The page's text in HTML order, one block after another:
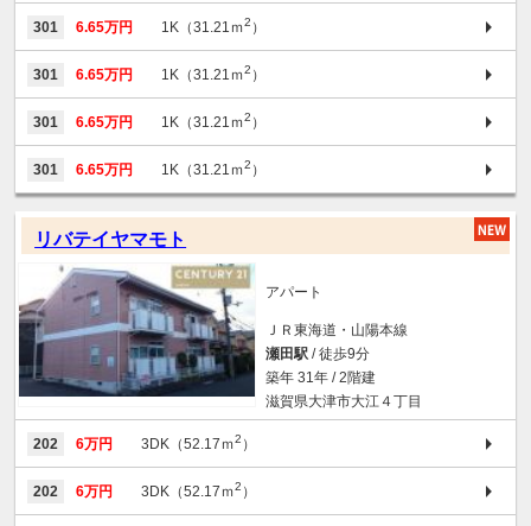
301 6.65万円 1K（31.21ｍ2 ）
301 6.65万円 1K（31.21ｍ2 ）
301 6.65万円 1K（31.21ｍ2 ）
301 6.65万円 1K（31.21ｍ2 ）
リバテイヤマモト
アパート
ＪＲ東海道・山陽本線
瀬田駅 / 徒歩9分
築年 31年 / 2階建
滋賀県大津市大江４丁目
202 6万円 3DK（52.17ｍ2 ）
202 6万円 3DK（52.17ｍ2 ）